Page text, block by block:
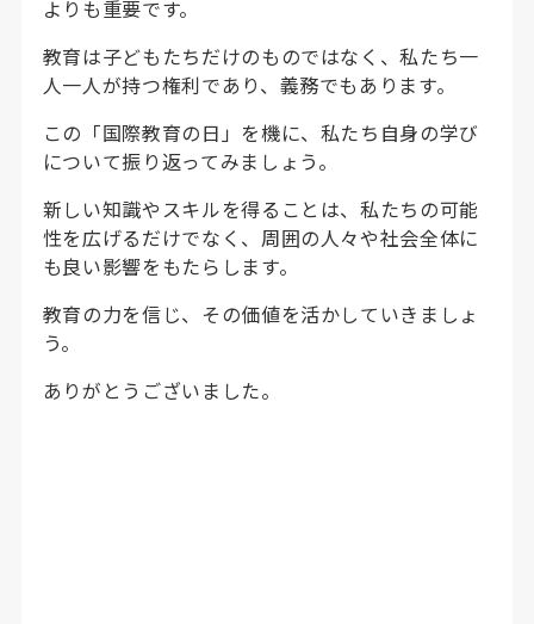
よりも重要です。
教育は子どもたちだけのものではなく、私たち一
人一人が持つ権利であり、義務でもあります。
この「国際教育の日」を機に、私たち自身の学び
について振り返ってみましょう。
新しい知識やスキルを得ることは、私たちの可能
性を広げるだけでなく、周囲の人々や社会全体に
も良い影響をもたらします。
教育の力を信じ、その価値を活かしていきましょ
う。
ありがとうございました。